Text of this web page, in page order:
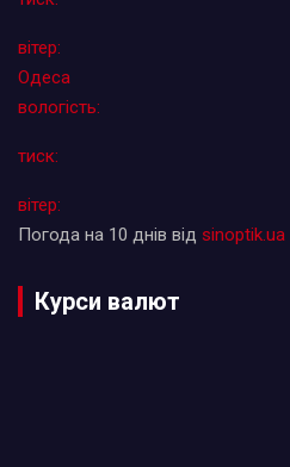
вітер:
Одеса
вологість:
тиск:
вітер:
Погода на 10 днів від sinoptik.ua
Курси валют